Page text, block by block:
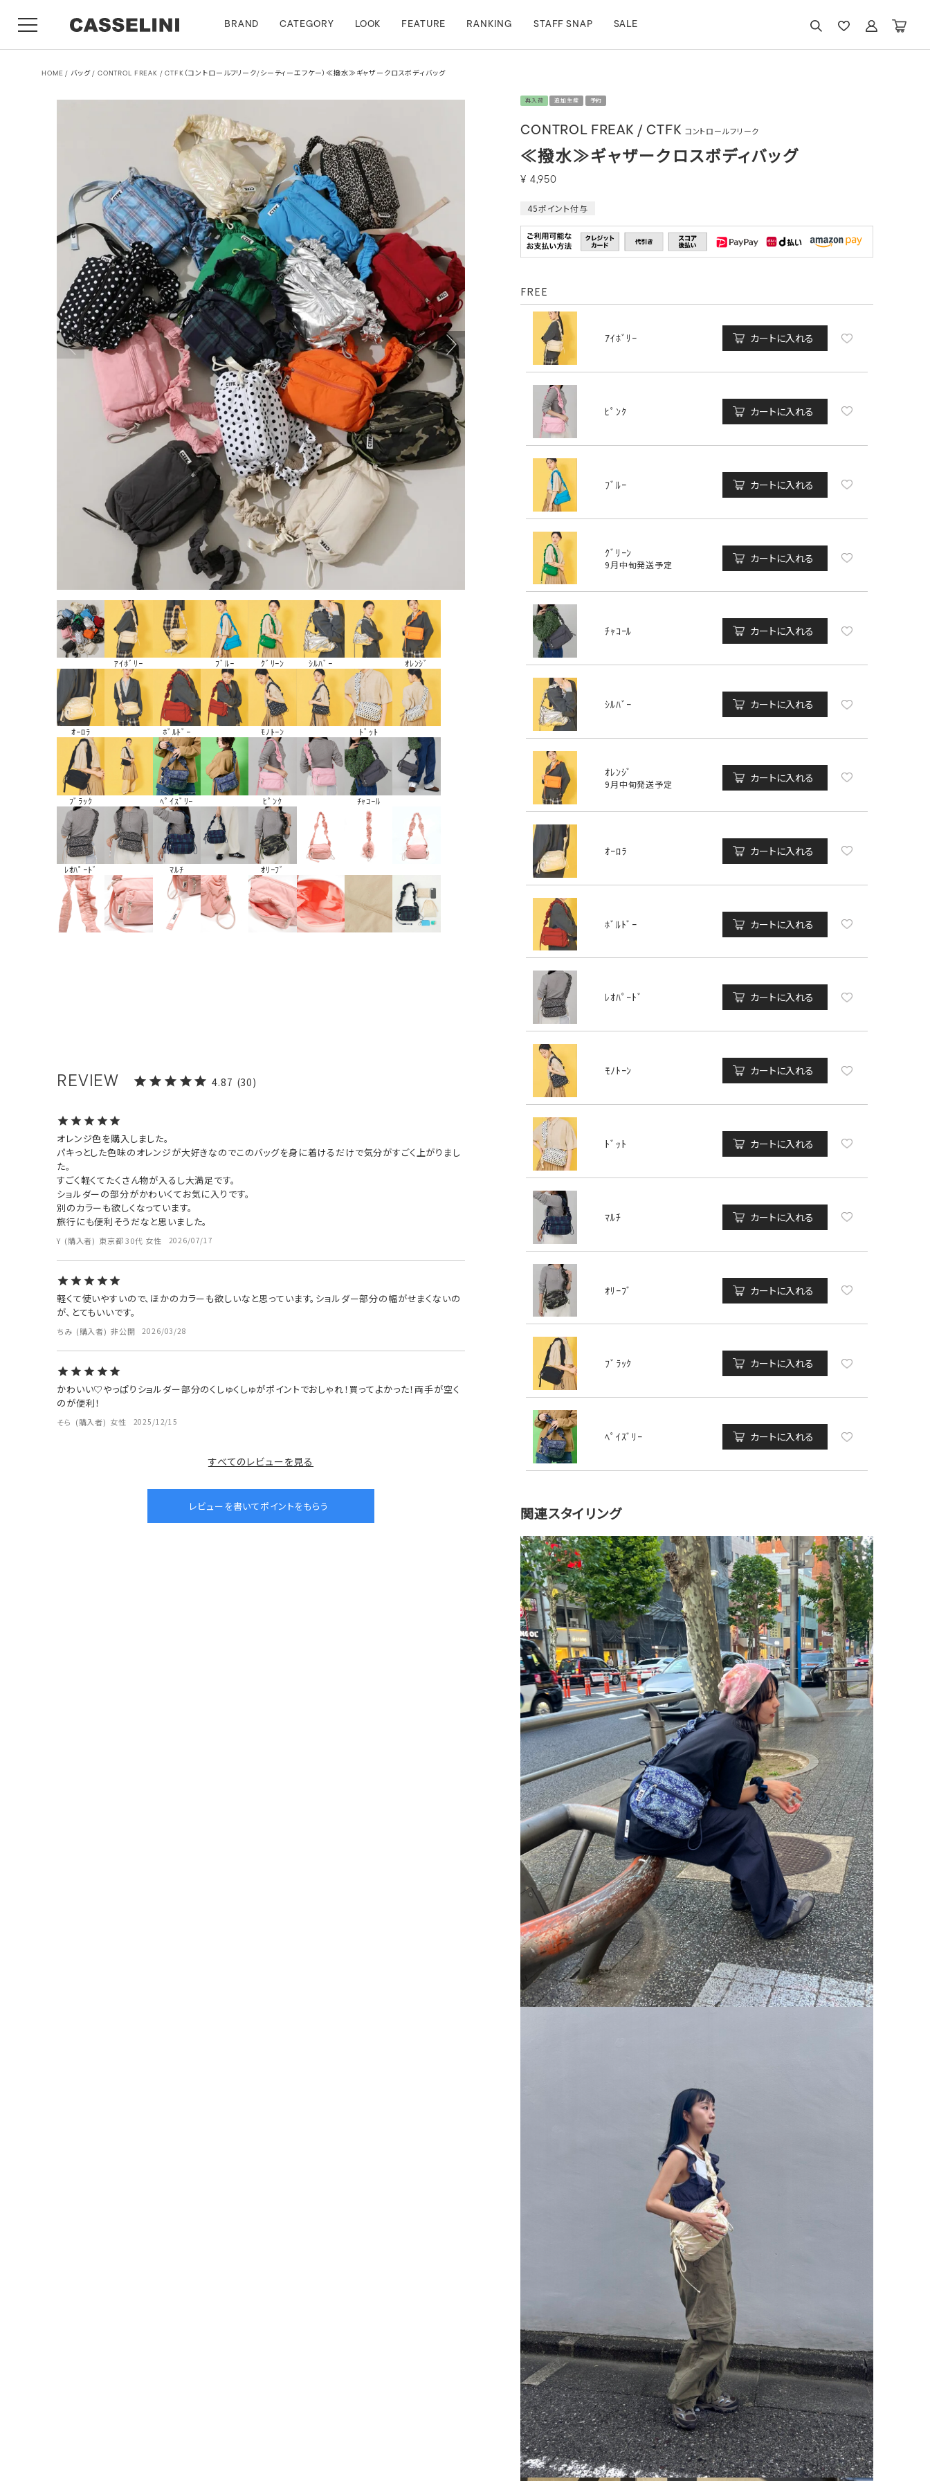
BRAND CATEGORY LOOK FEATURE RANKING STAFF SNAP SALE
HOME バッグ CONTROL FREAK / CTFK（コントロールフリーク/シーティーエフケー）≪撥水≫ギャザークロスボディバッグ
ｱｲﾎﾞﾘｰ ﾌﾞﾙｰ ｸﾞﾘｰﾝ ｼﾙﾊﾞｰ ｵﾚﾝｼﾞ
ｵｰﾛﾗ ﾎﾞﾙﾄﾞｰ ﾓﾉﾄｰﾝ ﾄﾞｯﾄ
ﾌﾞﾗｯｸ ﾍﾟｲｽﾞﾘｰ ﾋﾟﾝｸ ﾁｬｺｰﾙ
ﾚｵﾊﾟｰﾄﾞ ﾏﾙﾁ ｵﾘｰﾌﾞ
4.87 30
Y 購入者 東京都 30代 女性 2026/07/17
オレンジ色を購入しました。
パキっとした色味のオレンジが大好きなのでこのバッグを身に着けるだけで気分がすごく上がりまし
た。
すごく軽くてたくさん物が入るし大満足です。
ショルダーの部分がかわいくてお気に入りです。
別のカラーも欲しくなっています。
旅行にも便利そうだなと思いました。
ちみ 購入者 非公開 2026/03/28
軽くて使いやすいので、ほかのカラーも欲しいなと思っています。ショルダー部分の幅がせまくないの
が、とてもいいです。
そら 購入者 女性 2025/12/15
かわいい♡やっぱりショルダー部分のくしゅくしゅがポイントでおしゃれ！買ってよかった！両手が空く
のが便利！
すべてのレビューを見る
再入荷 追加生産 予約
CONTROL FREAK / CTFK コントロールフリーク
≪撥水≫ギャザークロスボディバッグ
¥ 4,950
45ポイント付与
FREE
ｱｲﾎﾞﾘｰ カートに入れる
ﾋﾟﾝｸ カートに入れる
ﾌﾞﾙｰ カートに入れる
ｸﾞﾘｰﾝ
9月中旬発送予定 カートに入れる
ﾁｬｺｰﾙ カートに入れる
ｼﾙﾊﾞｰ カートに入れる
ｵﾚﾝｼﾞ
9月中旬発送予定 カートに入れる
ｵｰﾛﾗ カートに入れる
ﾎﾞﾙﾄﾞｰ カートに入れる
ﾚｵﾊﾟｰﾄﾞ カートに入れる
ﾓﾉﾄｰﾝ カートに入れる
ﾄﾞｯﾄ カートに入れる
ﾏﾙﾁ カートに入れる
ｵﾘｰﾌﾞ カートに入れる
ﾌﾞﾗｯｸ カートに入れる
ﾍﾟｲｽﾞﾘｰ カートに入れる
関連スタイリング